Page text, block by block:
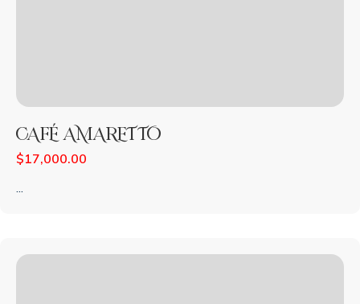
CAFÉ AMARETTO
$17,000.00
...